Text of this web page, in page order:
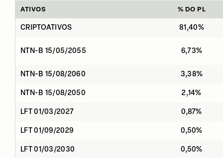
ATIVOS % DO PL
CRIPTOATIVOS 81,40%
NTN-B 15/05/2055 6,73%
NTN-B 15/08/2060 3,38%
NTN-B 15/08/2050 2,14%
LFT 01/03/2027 0,87%
LFT 01/09/2029 0,50%
LFT 01/03/2030 0,50%